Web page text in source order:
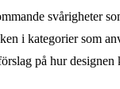
svårigheter
i kategorier som
på hur